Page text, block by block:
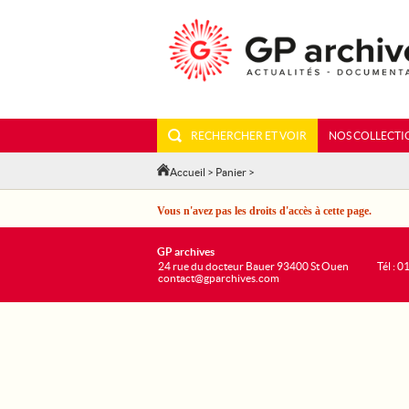
RECHERCHER ET VOIR NOS
Accueil > Panier >
Vous n'avez pas les droits d'accès à cette page.
GP archives
24 rue du docteur Bauer 93400 St Ouen
contact@gparchives.com
Tél :